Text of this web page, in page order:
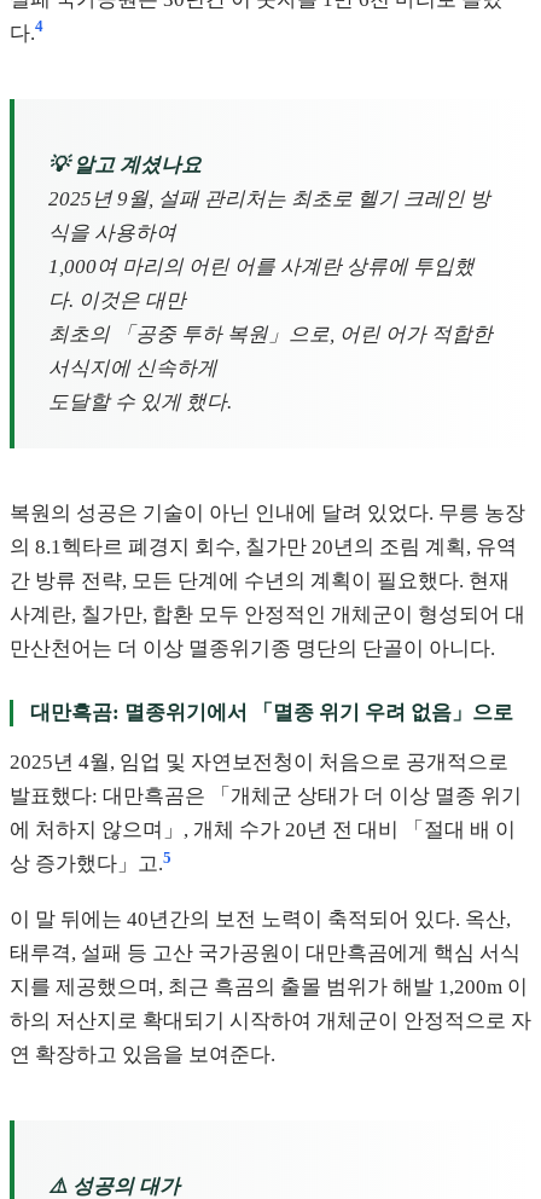
다.4
💡 알고 계셨나요
2025년 9월, 설패 관리처는 최초로 헬기 크레인 방
식을 사용하여
1,000여 마리의 어린 어를 사계란 상류에 투입했
다. 이것은 대만
최초의 「공중 투하 복원」으로, 어린 어가 적합한
서식지에 신속하게
도달할 수 있게 했다.
복원의 성공은 기술이 아닌 인내에 달려 있었다. 무릉 농장
의 8.1헥타르 폐경지 회수, 칠가만 20년의 조림 계획, 유역
간 방류 전략, 모든 단계에 수년의 계획이 필요했다. 현재
사계란, 칠가만, 합환 모두 안정적인 개체군이 형성되어 대
만산천어는 더 이상 멸종위기종 명단의 단골이 아니다.
대만흑곰: 멸종위기에서 「멸종 위기 우려 없음」으로
2025년 4월, 임업 및 자연보전청이 처음으로 공개적으로
발표했다: 대만흑곰은 「개체군 상태가 더 이상 멸종 위기
에 처하지 않으며」, 개체 수가 20년 전 대비 「절대 배 이
상 증가했다」고.5
이 말 뒤에는 40년간의 보전 노력이 축적되어 있다. 옥산,
태루격, 설패 등 고산 국가공원이 대만흑곰에게 핵심 서식
지를 제공했으며, 최근 흑곰의 출몰 범위가 해발 1,200m 이
하의 저산지로 확대되기 시작하여 개체군이 안정적으로 자
연 확장하고 있음을 보여준다.
⚠️ 성공의 대가